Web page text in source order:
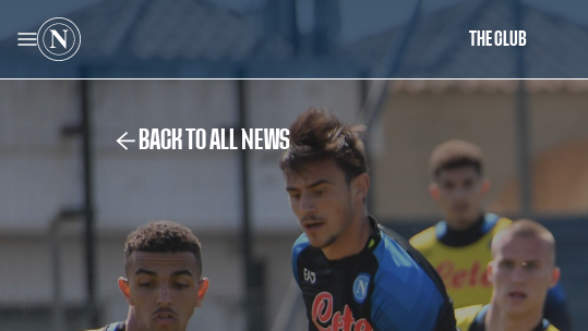
THE CLUB
BACK TO ALL NEWS